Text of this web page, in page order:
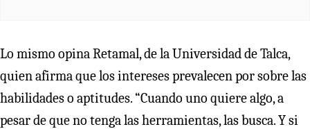
Lo mismo opina Retamal, de la Universidad de Talca,
quien afirma que los intereses prevalecen por sobre las
habilidades o aptitudes. “Cuando uno quiere algo, a
pesar de que no tenga las herramientas, las busca. Y si